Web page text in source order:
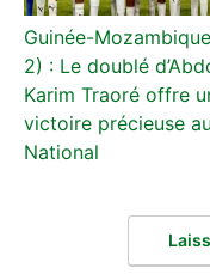
Guinée-
2) : Le doublé
Karim Traoré offre
victoire précieuse
National